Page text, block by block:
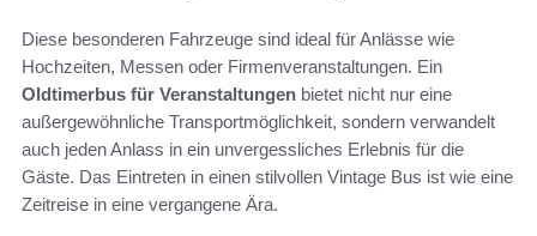
Diese besonderen Fahrzeuge sind ideal für Anlässe wie
Hochzeiten, Messen oder Firmenveranstaltungen. Ein
Oldtimerbus für Veranstaltungen bietet nicht nur eine
außergewöhnliche Transportmöglichkeit, sondern verwandelt
auch jeden Anlass in ein unvergessliches Erlebnis für die
Gäste. Das Eintreten in einen stilvollen Vintage Bus ist wie eine
Zeitreise in eine vergangene Ära.